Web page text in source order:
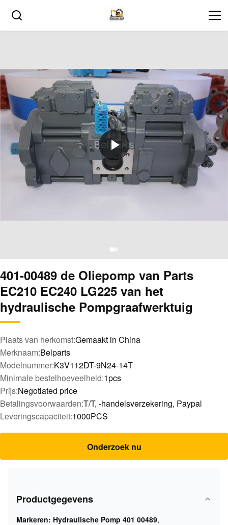
401-00489 de Oliepomp van Parts
EC210 EC240 LG225 van het
hydraulische Pompgraafwerktuig
Plaats van herkomst:Gemaakt in China
Merknaam:Belparts
Modelnummer:K3V112DT-9N24-14T
Minimale bestelhoeveelheid:1pcs
Prijs:Negotiated price
Betalingsvoorwaarden:T/T, -handelsverzekering, Paypal
Leveringscapaciteit:1000PCS
Onderzoek nu
Productgegevens
Markeren: Hydraulische Pomp 401 00489,